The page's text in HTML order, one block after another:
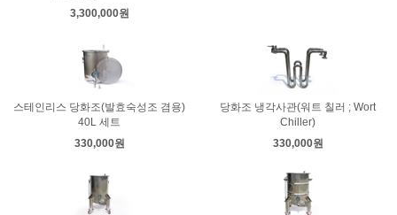
3,300,000원
스테인리스 당화조(발효숙성조 겸용)
40L 세트
330,000원
당화조 냉각사관(워트 칠러 ; Wort
Chiller)
330,000원